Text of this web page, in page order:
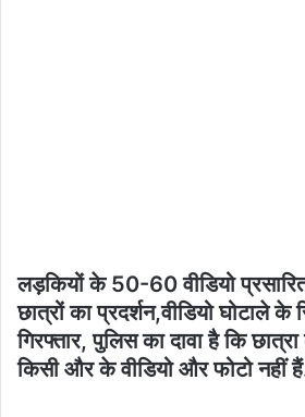
लड़कियों के 50-60 वीडियो
छात्रों का प्रदर्शन,वीडियो घोटाले के
गिरफ्तार, पुलिस का दावा है कि
किसी और के वीडियो और फोटो नहीं